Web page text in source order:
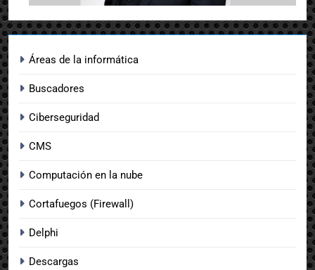
Áreas de la informática
Buscadores
Ciberseguridad
CMS
Computación en la nube
Cortafuegos (Firewall)
Delphi
Descargas